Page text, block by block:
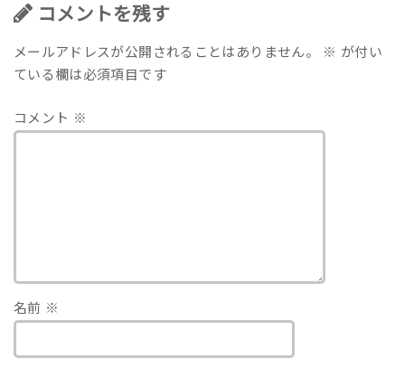
コメントを残す
メールアドレスが公開されることはありません。 ※ が付い
ている欄は必須項目です
コメント ※
名前 ※